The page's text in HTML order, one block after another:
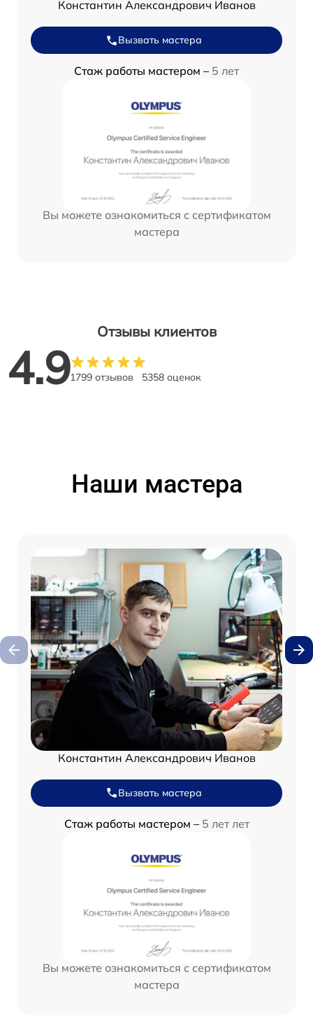
Константин Александрович Иванов
Вызвать мастера
Стаж работы мастером – 5 лет
Вы можете ознакомиться с сертификатом
мастера
Отзывы клиентов
4.91799 отзывов 5358 оценок
Наши мастера
Константин Александрович Иванов
Вызвать мастера
Стаж работы мастером – 5 лет лет
Вы можете ознакомиться с сертификатом
мастера